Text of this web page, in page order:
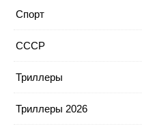
Спорт
СССР
Триллеры
Триллеры 2026